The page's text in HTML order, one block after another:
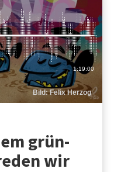
Bild: Felix Herzog
Duration
1:19:00
grün-
wir